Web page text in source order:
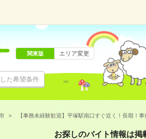
た希望条件
関東版 エリア変更
【事務未経験歓迎】平塚駅南口すぐ近く！長期！事
お探しのバイト情報は掲